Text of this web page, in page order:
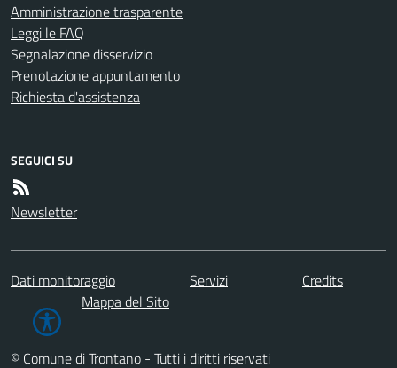
Amministrazione trasparente
Leggi le FAQ
Segnalazione disservizio
Prenotazione appuntamento
Richiesta d'assistenza
SEGUICI SU
Newsletter
Dati monitoraggio Servizi
Credits
Mappa del Sito
© Comune di Trontano - Tutti i diritti riservati